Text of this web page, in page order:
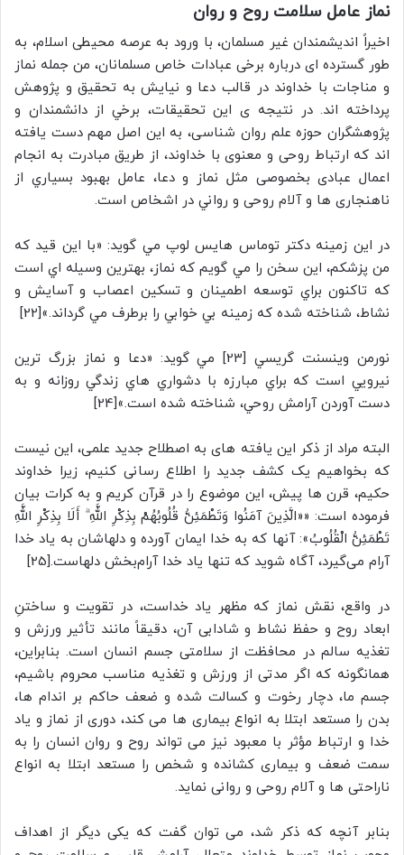
نماز عامل سلامت روح و روان
اخیراً انديشمندان غیر مسلمان، با ورود به عرصه محیطی اسلام، به
طور گسترده ای درباره برخی عبادات خاص مسلمانان، من جمله نماز
و مناجات با خداوند در قالب دعا و نيايش به تحقیق و پژوهش
پرداخته اند. در نتیجه ی این تحقیقات، برخي از دانشمندان و
پژوهشگران حوزه علم روان شناسی، به اين اصل مهم دست یافته
اند که ارتباط روحی و معنوی با خداوند، از طریق مبادرت به انجام
اعمال عبادی بخصوصی مثل نماز و دعا، عامل بهبود بسياري از
ناهنجاری ها و آلام روحی و رواني در اشخاص است.
در این زمینه دکتر توماس هايس لوپ مي گويد: «با اين قيد که
من پزشکم، اين سخن را مي گويم که نماز، بهترين وسيله اي است
که تاکنون براي توسعه اطمينان و تسکين اعصاب و آسايش و
نشاط، شناخته شده که زمينه بي خوابي را برطرف مي گرداند.»[22]
نورمن وینسنت گريسي [23] مي گويد: «دعا و نماز بزرگ ترين
نيرويي است که براي مبارزه با دشواري هاي زندگي روزانه و به
دست آوردن آرامش روحي، شناخته شده است.»[24]
البته مراد از ذکر این یافته های به اصطلاح جدید علمی، این نیست
که بخواهیم یک کشف جدید را اطلاع رسانی کنیم، زیرا خداوند
حکیم، قرن ها پیش، این موضوع را در قرآن کریم و به کرات بیان
فرموده است: ««الَّذِينَ آمَنُوا وَتَطْمَئِنُّ قُلُوبُهُمْ بِذِكْرِ اللَّهِ ۗ أَلَا بِذِكْرِ اللَّهِ
تَطْمَئِنُّ الْقُلُوبُ»: آنها که به خدا ایمان آورده و دلهاشان به یاد خدا
آرام می‌گیرد، آگاه شوید که تنها یاد خدا آرام‌بخش دلهاست.[25]
در واقع، نقش نماز که مظهر یاد خداست، در تقویت و ساختنِ
ابعاد روح و حفظ نشاط و شادابی آن، دقیقاً مانند تأثیر ورزش و
تغذیه سالم در محافظت از سلامتی جسم انسان است. بنابراین،
همانگونه که اگر مدتی از ورزش و تغذیه مناسب محروم باشیم،
جسم ما، دچار رخوت و کسالت شده و ضعف حاکم بر اندام ها،
بدن را مستعد ابتلا به انواع بیماری ها می کند، دوری از نماز و یاد
خدا و ارتباط مؤثر با معبود نیز می تواند روح و روان انسان را به
سمت ضعف و بیماری کشانده و شخص را مستعد ابتلا به انواع
ناراحتی ها و آلام روحی و روانی نماید.
بنابر آنچه که ذکر شد، می توان گفت که یکی دیگر از اهداف